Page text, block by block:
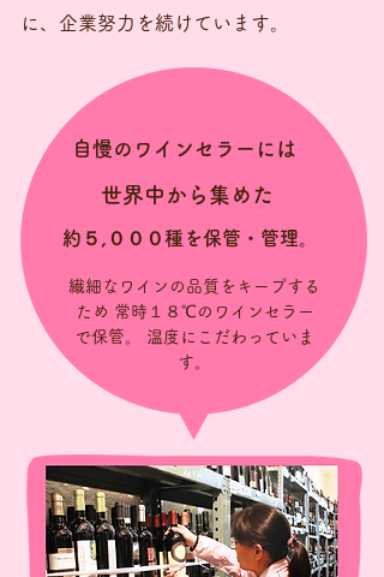
に、企業努力を続けています。
自慢のワインセラーには
世界中から集めた
約５,０００種を保管・管理。
繊細なワインの品質をキープする
ため 常時１８℃のワインセラー
で保管。 温度にこだわっていま
す。